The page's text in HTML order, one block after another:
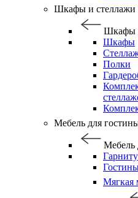
Шкафы и стеллажи
Шкафы
Шкафы
Полки
Мебель для
Мебель
Мягкая